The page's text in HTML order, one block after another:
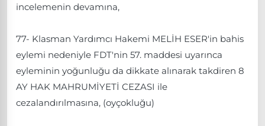
incelemenin devamına,
77- Klasman Yardımcı Hakemi MELİH ESER'in bahis
eylemi nedeniyle FDT'nin 57. maddesi uyarınca
eyleminin yoğunluğu da dikkate alınarak takdiren 8
AY HAK MAHRUMİYETİ CEZASI ile
cezalandırılmasına, (oyçokluğu)